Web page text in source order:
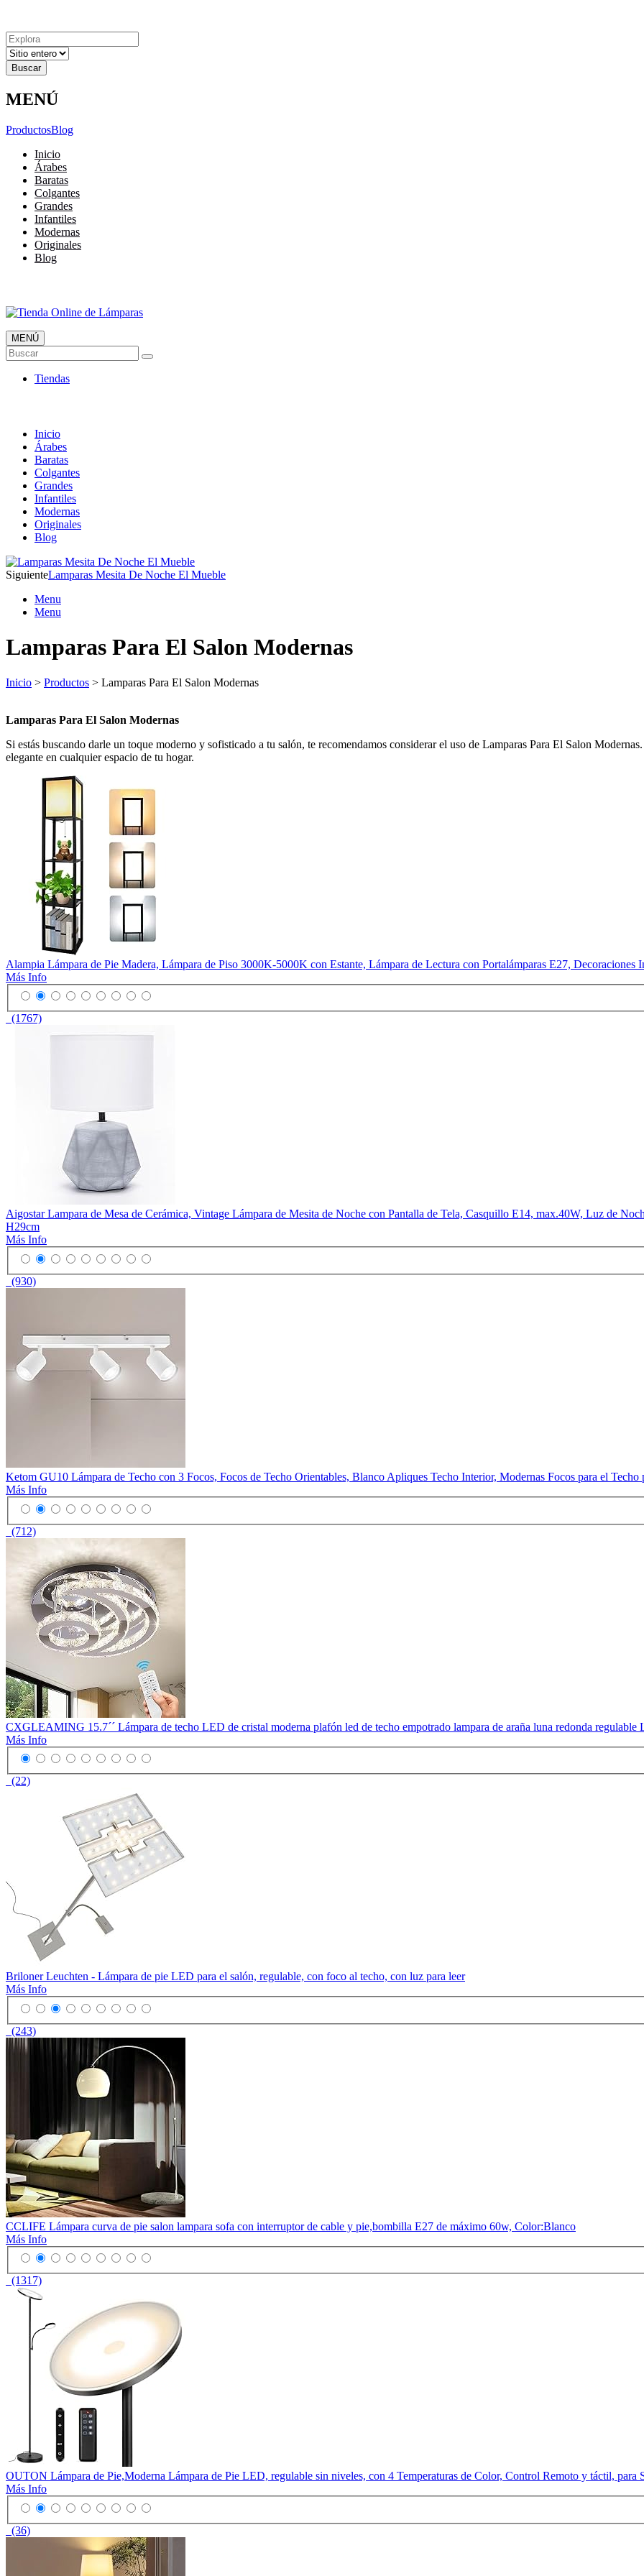
Resultados
para
MENÚ
ProductosBlog
Inicio
Árabes
Baratas
Colgantes
Grandes
Infantiles
Modernas
Originales
Blog
Tienda Online de Lámparas
TOP en Ventas
MENÚ
Buscar
Tiendas
Inicio
Árabes
Baratas
Colgantes
Grandes
Infantiles
Modernas
Originales
Blog
SiguienteLamparas Mesita De Noche El Mueble
Menu
Menu
Lamparas Para El Salon Modernas
Inicio > Productos > Lamparas Para El Salon Modernas
Lamparas Para El Salon Modernas
Si estás buscando darle un toque moderno y sofisticado a tu salón, te recomendamos considerar el uso de Lamparas Para El Salon
elegante en cualquier espacio de tu hogar.
Alampia Lámpara de Pie Madera, Lámpara de Piso 3000K-5000K con Estante, Lámpara de Lectura con Portalámparas E27,
Más Info
(1767)
Aigostar Lampara de Mesa de Cerámica, Vintage Lámpara de Mesita de Noche con Pantalla de Tela, Casquillo E14, max.40W, Luz de
H29cm
Más Info
(930)
Ketom GU10 Lámpara de Techo con 3 Focos, Focos de Techo Orientables, Blanco Apliques Techo Interior, Modernas Focos para el
Más Info
(712)
CXGLEAMING 15.7´´ Lámpara de techo LED de cristal moderna plafón led de techo empotrado lampara de araña luna redonda
Más Info
(22)
Briloner Leuchten - Lámpara de pie LED para el salón, regulable, con foco al techo, con luz para leer
Más Info
(243)
CCLIFE Lámpara curva de pie salon lampara sofa con interruptor de cable y pie,bombilla E27 de máximo 60w, Color:Blanco
Más Info
(1317)
OUTON Lámpara de Pie,Moderna Lámpara de Pie LED, regulable sin niveles, con 4 Temperaturas de Color, Control Remoto y táctil,
Más Info
(36)